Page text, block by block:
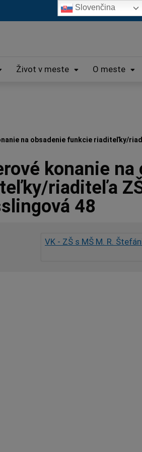
Život v meste O meste
na obsadenie funkcie riaditeľky/
konanie
riaditeľa
48
VK - ZŠ s MŠ M. R.
Slovenčina